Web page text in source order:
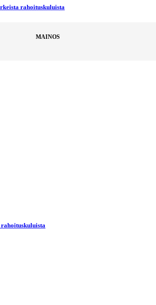
rahoituskuluista
MAINOS
rahoituskuluista